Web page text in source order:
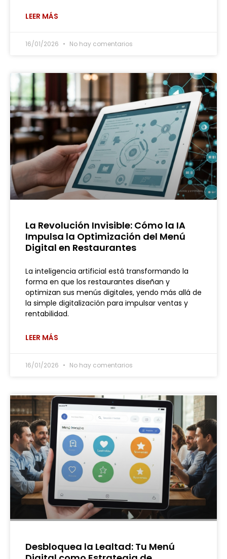
LEER MÁS
16/01/2026 No hay comentarios
La Revolución Invisible: Cómo la IA
Impulsa la Optimización del Menú
Digital en Restaurantes
La inteligencia artificial está transformando la
forma en que los restaurantes diseñan y
optimizan sus menús digitales, yendo más allá de
la simple digitalización para impulsar ventas y
rentabilidad.
LEER MÁS
16/01/2026 No hay comentarios
Desbloquea la Lealtad: Tu Menú